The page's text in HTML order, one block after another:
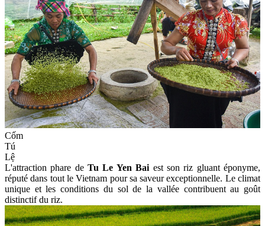
Cốm
Tú
Lệ
L'attraction phare deTu Le Yen Bai est son riz gluant éponyme,
réputé dans tout le Vietnam pour sa saveur exceptionnelle. Le climat
unique et les conditions du sol de la vallée contribuent au goût
distinctif du riz.